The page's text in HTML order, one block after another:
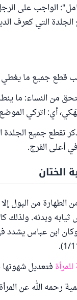
الواجب على
الجلدة التي كعرف
جميع ما يغطي
من النساء: ما
أي: اتركي الموضع
تقطع جميع
أعلى الفرج.
الختان
الطهارة من البول
وبدنه. ولذلك
ابن عباس يشدد
فتعديل
رحمه الله عن